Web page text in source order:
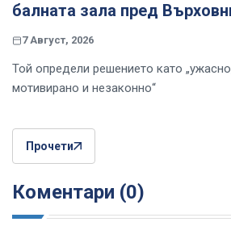
балната зала пред
7 Август, 2026
Той определи решението като
мотивирано и незаконно“
Прочети
Коментари (0)